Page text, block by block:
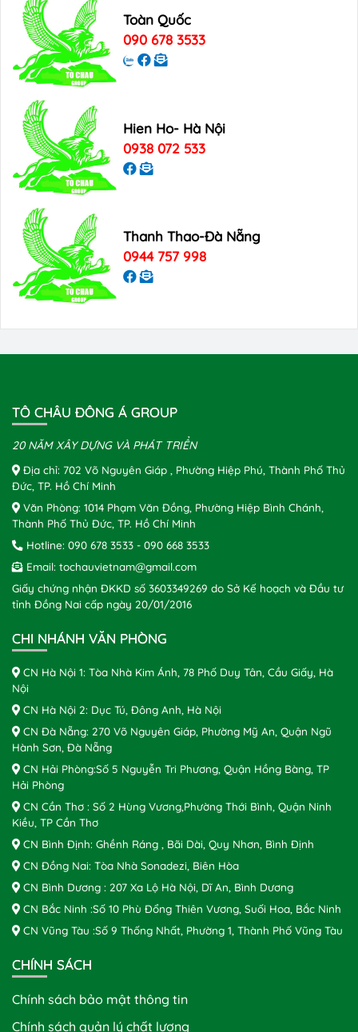
Toàn Quốc
090 678 3533
Hien Ho- Hà Nội
0938 072 533
Thanh Thao-Đà Nẵng
0944 757 998
TÔ CHÂU ĐÔNG Á GROUP
20 NĂM XÂY DỰNG VÀ PHÁT TRIỂN
Địa chỉ: 702 Võ Nguyên Giáp , Phường Hiệp Phú, Thành Phố Thủ
Đức, TP. Hồ Chí Minh
Văn Phòng: 1014 Phạm Văn Đồng, Phường Hiệp Bình Chánh,
Thành Phố Thủ Đức, TP. Hồ Chí Minh
Hotline: 090 678 3533 - 090 668 3533
Email: tochauvietnam@gmail.com
Giấy chứng nhận ĐKKD số 3603349269 do Sở Kế hoạch và Đầu tư
tỉnh Đồng Nai cấp ngày 20/01/2016
CHI NHÁNH VĂN PHÒNG
CN Hà Nội 1: Tòa Nhà Kim Ánh, 78 Phố Duy Tân, Cầu Giấy, Hà
Nội
CN Hà Nội 2: Dục Tú, Đông Anh, Hà Nội
CN Đà Nẵng: 270 Võ Nguyên Giáp, Phường Mỹ An, Quận Ngũ
Hành Sơn, Đà Nẵng
CN Hải Phòng:Số 5 Nguyễn Tri Phương, Quận Hồng Bàng, TP
Hải Phòng
CN Cần Thơ : Số 2 Hùng Vương,Phường Thới Bình, Quận Ninh
Kiều, TP Cần Thơ
CN Bình Định: Ghềnh Ráng , Bãi Dài, Quy Nhơn, Bình Định
CN Đồng Nai: Tòa Nhà Sonadezi, Biên Hòa
CN Bình Dương : 207 Xa Lộ Hà Nội, Dĩ An, Bình Dương
CN Bắc Ninh :Số 10 Phù Đổng Thiên Vương, Suối Hoa, Bắc Ninh
CN Vũng Tàu :Số 9 Thống Nhất, Phường 1, Thành Phố Vũng Tàu
CHÍNH SÁCH
Chính sách bảo mật thông tin
Chính sách quản lý chất lượng